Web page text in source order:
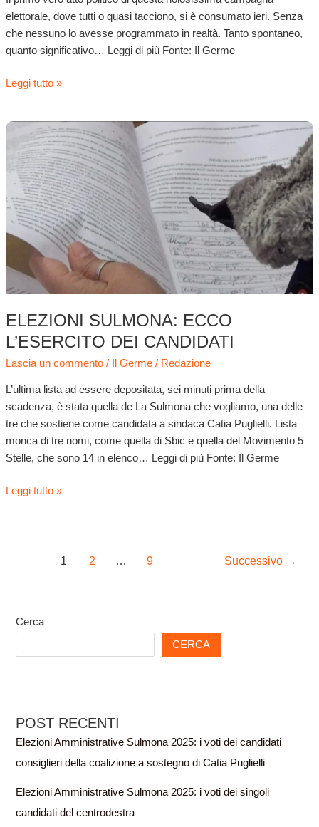
elettorale, dove tutti o quasi tacciono, si è consumato ieri. Senza
che nessuno lo avesse programmato in realtà. Tanto spontaneo,
quanto significativo… Leggi di più Fonte: Il Germe
Leggi tutto »
ELEZIONI SULMONA: ECCO
L’ESERCITO DEI CANDIDATI
Lascia un commento / Il Germe/ Redazione
L’ultima lista ad essere depositata, sei minuti prima della
scadenza, è stata quella de La Sulmona che vogliamo, una delle
tre che sostiene come candidata a sindaca Catia Puglielli. Lista
monca di tre nomi, come quella di Sbic e quella del Movimento 5
Stelle, che sono 14 in elenco… Leggi di più Fonte: Il Germe
Elezioni
Sulmona:
ecco
l’esercito
dei
candidati
Leggi tutto »
1 2 … 9 Successivo →
Cerca
CERCA
POST RECENTI
Elezioni Amministrative Sulmona 2025: i voti dei candidati
consiglieri della coalizione a sostegno di Catia Puglielli
Elezioni Amministrative Sulmona 2025: i voti dei singoli
candidati del centrodestra